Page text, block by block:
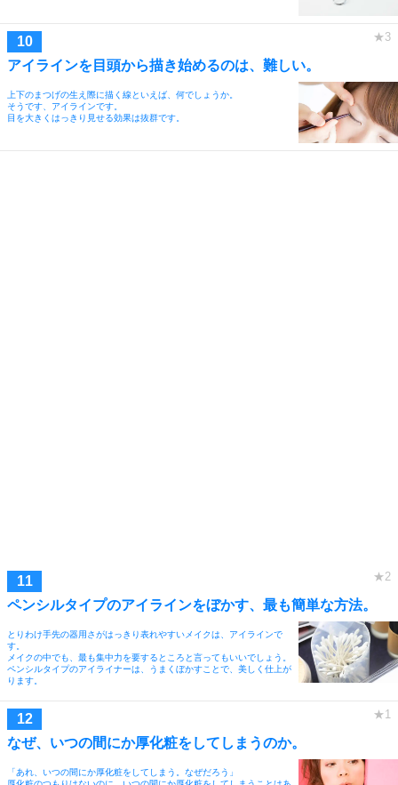
アイラインを目頭から描き始めるのは、難しい。
上下のまつげの生え際に描く線といえば、何でしょうか。
そうです、アイラインです。
目を大きくはっきり見せる効果は抜群です。
ペンシルタイプのアイラインをぼかす、最も簡単な方法。
とりわけ手先の器用さがはっきり表れやすいメイクは、アイラインで
す。
メイクの中でも、最も集中力を要するところと言ってもいいでしょう。
ペンシルタイプのアイライナーは、うまくぼかすことで、美しく仕上が
ります。
なぜ、いつの間にか厚化粧をしてしまうのか。
「あれ、いつの間にか厚化粧をしてしまう。なぜだろう」